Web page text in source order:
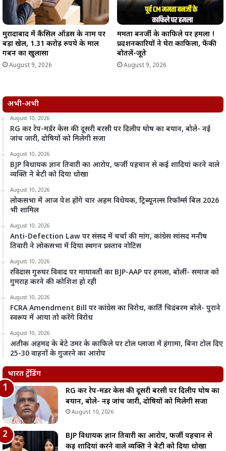
मुरादाबाद में कैंसिल ऑर्डर्स के नाम पर
बड़ा खेल, 1.31 करोड़ रुपये के माल
गबन का खुलासा
August 9, 2026
ममता बनर्जी के काफिले पर हमला !
प्रदर्शनकारियों ने घेरा काफिला, फेंकी
बोतलें-जूते
August 9, 2026
अभी-अभी
August 10, 2026
RG कर रेप-मर्डर केस की दूसरी बरसी पर दिलीप घोष का बयान, बोले- नई
जांच जारी, दोषियों को मिलेगी सजा
August 10, 2026
BJP विधायक ज्ञान तिवारी का आरोप, फर्जी पहचान से कई शादियां करने वाले
व्यक्ति ने बेटी को दिया धोखा
August 10, 2026
लोकसभा में आज पेश होंगे चार अहम विधेयक, ट्रिब्यूनल्स रिफॉर्म्स बिल 2026
भी शामिल
August 10, 2026
Anti-Defection Law पर संसद में चर्चा की मांग, कांग्रेस सांसद मनीष
तिवारी ने लोकसभा में दिया स्थगन प्रस्ताव नोटिस
August 10, 2026
रविदास गुरुघर विवाद पर मायावती का BJP-AAP पर हमला, बोलीं- समाज को
गुमराह करने की कोशिश हो रही
August 10, 2026
FCRA Amendment Bill पर कांग्रेस का विरोध, कार्ति चिदंबरम बोले- पुराने
स्वरूप में आया तो करेंगे विरोध
August 10, 2026
अतीक अहमद के बेटे उमर के काफिले पर टोल प्लाजा में हंगामा, बिना टोल दिए
25-30 वाहनों के गुजरने का आरोप
भारत ट्रेंडिंग
RG कर रेप-मर्डर केस की दूसरी बरसी पर दिलीप घोष का
बयान, बोले- नई जांच जारी, दोषियों को मिलेगी सजा
August 10, 2026
BJP विधायक ज्ञान तिवारी का आरोप, फर्जी पहचान से
कई शादियां करने वाले व्यक्ति ने बेटी को दिया धोखा